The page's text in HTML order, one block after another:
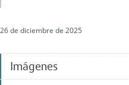
26 de diciembre de 2025
Imágenes